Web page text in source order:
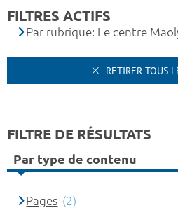
FILTRES ACTIFS
Par rubrique: Le centre
RETIRER TOUS
FILTRE DE RÉSULTATS
Par type de contenu
Pages (2)